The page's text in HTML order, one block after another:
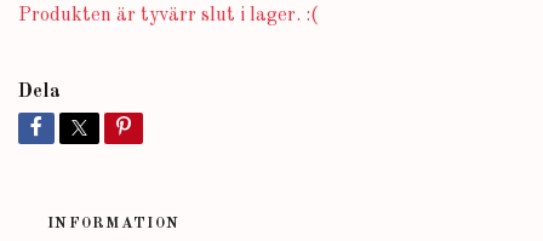
Produkten är tyvärr slut i lager. :(
Dela
INFORMATION